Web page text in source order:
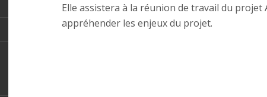
Elle assistera à la réunion de travail du
appréhender les enjeux du projet.